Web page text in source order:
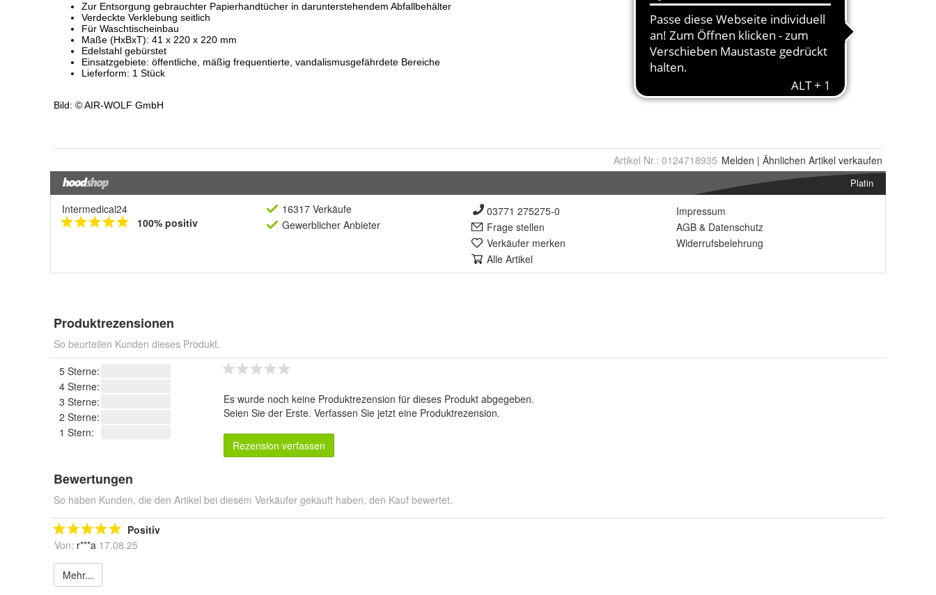
Artikel Nr.: 0124718935 Melden | Ähnlichen Artikel verkaufen
Platin
Intermedical24
100% positiv
16317 Verkäufe
Gewerblicher Anbieter
03771 275275-0
Frage stellen
Verkäufer merken
Alle Artikel
Impressum
AGB & Datenschutz
Widerrufsbelehrung
Produktrezensionen
So beurteilen Kunden dieses Produkt.
5 Sterne:
4 Sterne:
3 Sterne:
2 Sterne:
1 Stern:
Es wurde noch keine Produktrezension für dieses Produkt abgegeben.
Seien Sie der Erste. Verfassen Sie jetzt eine Produktrezension.
Rezension verfassen
Bewertungen
So haben Kunden, die den Artikel bei diesem Verkäufer gekauft haben, den Kauf bewertet.
Positiv
Von: r***a 17.08.25
Mehr...